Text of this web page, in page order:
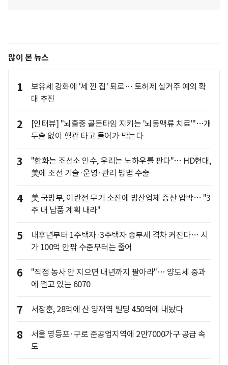
많이 본 뉴스
1
보유세 강화에 '세 낀 집' 퇴로… 토허제 실거주 예외 확
대 추진
2
[인터뷰] "뇌졸중 골든타임 지키는 '뇌동맥류 치료'"…개
두술 없이 혈관 타고 들어가 막는다
3
"한화는 조선소 인수, 우리는 노하우를 판다"… HD현대,
美에 조선 기술·운영·관리 방법 수출
4
美 국방부, 이란전 무기 소진에 방산업체 증산 압박… "3
주 내 납품 계획 내라"
5
내후년부터 1주택자·3주택자 종부세 격차 커진다… 시
가 100억 안팎 수준부터는 줄어
6
"직접 농사 안 지으면 내년까지 팔아라"… 양도세 중과
에 떨고 있는 6070
7 서장훈, 28억에 산 양재역 빌딩 450억에 내놨다
8
서울 영등포·구로 준공업지역에 2만7000가구 공급 속
도